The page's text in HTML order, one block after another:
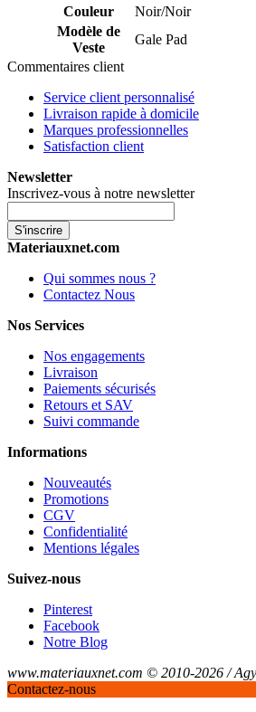
Couleur
Noir/Noir
Modèle de
Veste
Gale Pad
Commentaires client
Service client personnalisé
Livraison rapide à domicile
Marques professionnelles
Satisfaction client
Newsletter
Inscrivez-vous à notre newsletter
S'inscrire
Materiauxnet.com
Qui sommes nous ?
Contactez Nous
Nos Services
Nos engagements
Livraison
Paiements sécurisés
Retours et SAV
Suivi commande
Informations
Nouveautés
Promotions
CGV
Confidentialité
Mentions légales
Suivez-nous
Pinterest
Facebook
Notre Blog
www.materiauxnet.com © 2010-2026 /
Contactez-nous